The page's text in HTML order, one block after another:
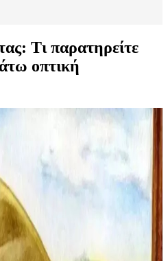
Τι παρατηρείτε
οπτική